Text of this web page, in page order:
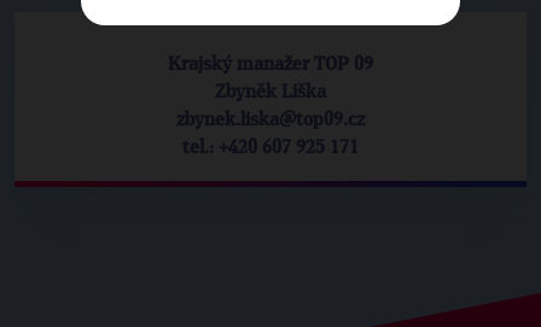
Krajský manažer TOP 09
Zbyněk Liška
zbynek.liska@top09.cz
tel.: +420 607 925 171